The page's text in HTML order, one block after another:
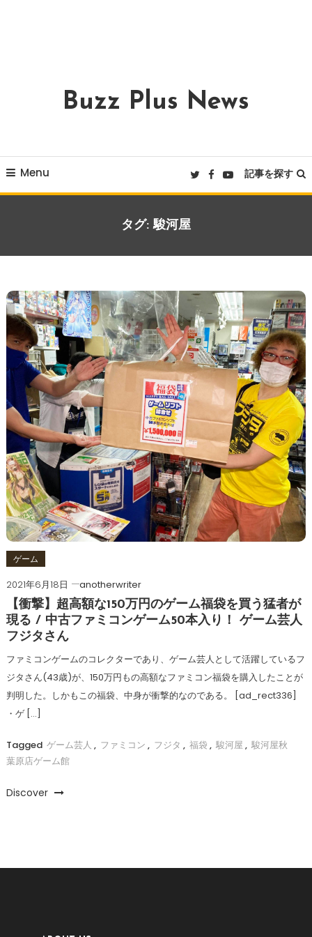
Buzz Plus News
Menu 記事を探す
タグ:駿河屋
ゲーム
2021年6月18日
anotherwriter
【衝撃】超高額な150万円のゲーム福袋を買う猛者が
現る / 中古ファミコンゲーム50本入り！ ゲーム芸人
フジタさん
ファミコンゲームのコレクターであり、ゲーム芸人として活躍しているフ
ジタさん(43歳)が、150万円もの高額なファミコン福袋を購入したことが
判明した。しかもこの福袋、中身が衝撃的なのである。 [ad_rect336]
・ゲ […]
Tagged ゲーム芸人 , ファミコン , フジタ , 福袋 , 駿河屋, 駿河屋秋
葉原店ゲーム館
Discover